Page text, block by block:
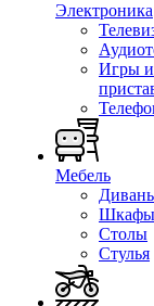
Электроника
Игры и
Мебель
Шкафы
Столы
Стулья